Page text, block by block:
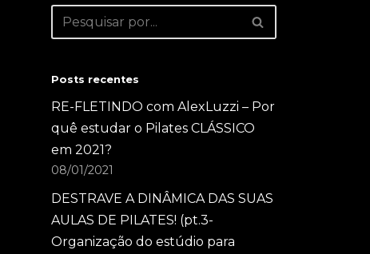
Posts recentes
RE-FLETINDO com AlexLuzzi – Por
quê estudar o Pilates CLÁSSICO
em 2021?
08/01/2021
DESTRAVE A DINÂMICA DAS SUAS
AULAS DE PILATES! (pt.3-
Organização do estúdio para